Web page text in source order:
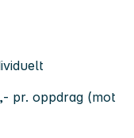
pr. oppdrag (mot